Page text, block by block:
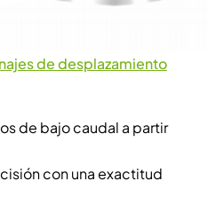
de desplazamiento
de bajo caudal a partir
con una exactitud